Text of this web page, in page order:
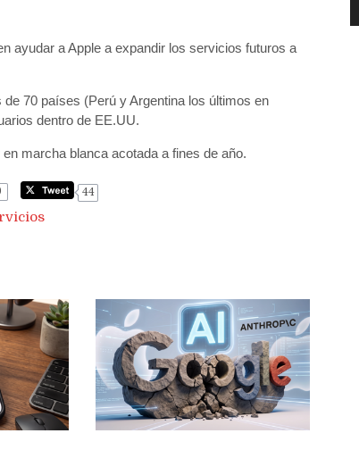
ayudar a Apple a expandir los servicios futuros a
70 países (Perú y Argentina los últimos en
dentro de EE.UU.
marcha blanca acotada a fines de año.
44